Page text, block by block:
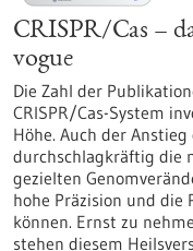
CRISPR/Cas –
vogue
Die Zahl der
CRISPR/Cas-System
Höhe. Auch der
durchschlagkräftig die
gezielten
hohe Präzision und die
können. Ernst zu
stehen diesem